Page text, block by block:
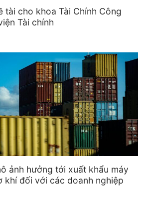
tài cho khoa Tài Chính Công
Tài chính
ảnh hưởng tới xuất khẩu máy
khí đối với các doanh nghiệp